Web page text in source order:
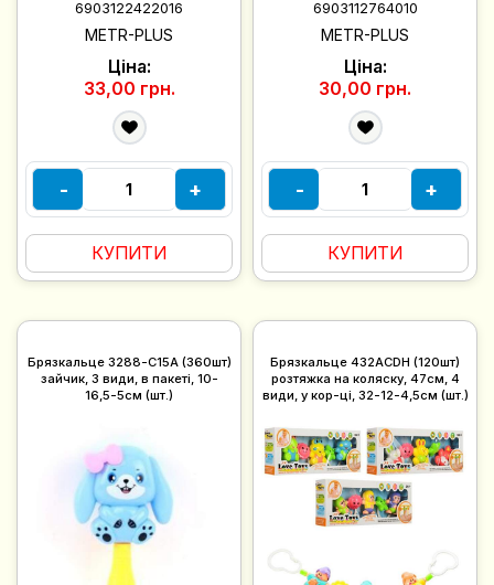
6903122422016
METR-PLUS
Ціна:
33,00 грн.
- +
КУПИТИ
6903112764010
METR-PLUS
Ціна:
30,00 грн.
- +
КУПИТИ
Брязкальце 3288-C15A (360шт)
зайчик, 3 види, в пакеті, 10-
16,5-5см (шт.)
Брязкальце 432ACDH (120шт)
розтяжка на коляску, 47см, 4
види, у кор-ці, 32-12-4,5см (шт.)